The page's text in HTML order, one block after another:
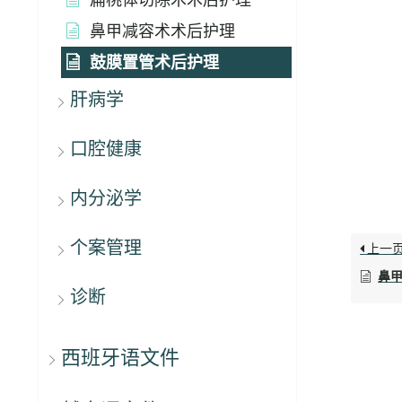
鼻甲减容术术后护理
鼓膜置管术后护理
肝病学
口腔健康
内分泌学
个案管理
诊断
西班牙语文件
上一
鼻